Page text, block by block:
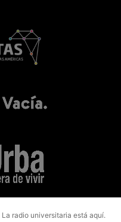
La radio universitaria está aquí.